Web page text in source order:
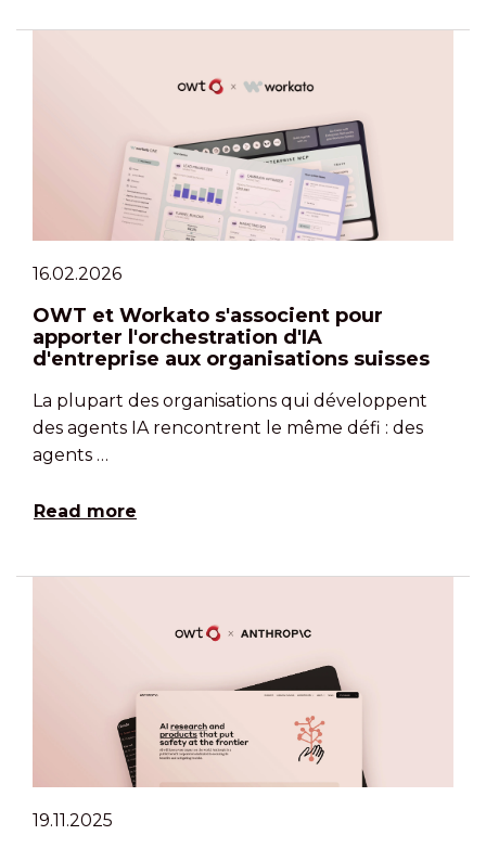
16.02.2026
OWT et Workato s'associent pour
apporter l'orchestration d'IA
d'entreprise aux organisations suisses
La plupart des organisations qui développent
des agents IA rencontrent le même défi : des
agents …
Read more
19.11.2025